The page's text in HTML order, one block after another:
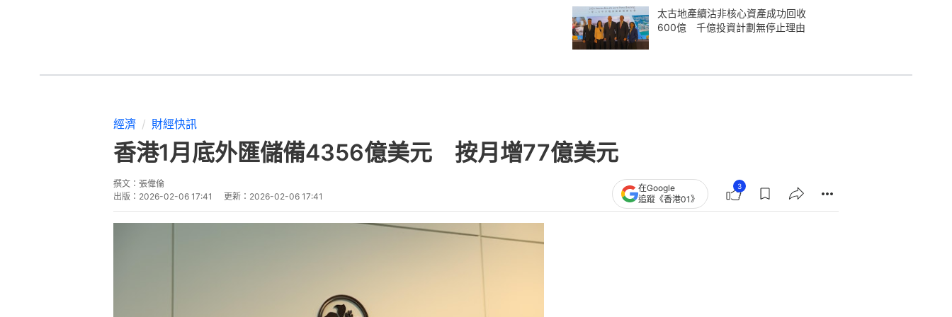
太古地產續沽非核心資產成功回收
600億 千億投資計劃無停止理由
經濟 財經快訊
香港1月底外匯儲備4356億美元 按月增77億美元
撰文： 張偉倫
出版： 2026-02-06 17:41 更新： 2026-02-06 17:41
在Google
追蹤《香港01》
3